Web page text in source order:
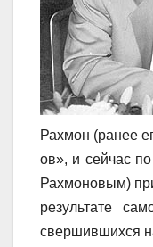
Рахмон (ранее
ов», и сейчас
Рахмоновым)
результате
свершившихся